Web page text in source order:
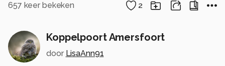
657 keer bekeken 2
Koppelpoort Amersfoort
door LisaAnn91